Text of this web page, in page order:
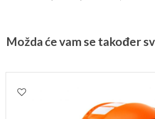
Možda će vam se također